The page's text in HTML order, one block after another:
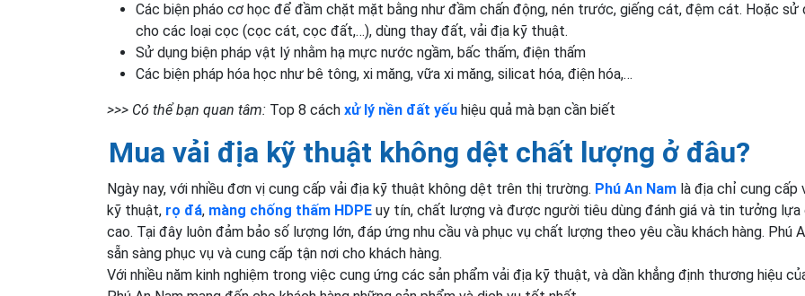
Các biện pháo cơ học để đầm chặt mặt bằng như đầm chấn động, nén trước, giếng cát, đệm cát. Hoặc sử
cho các loại cọc (cọc cát, cọc đất,…), dùng thay đất, vải địa kỹ thuật.
Sử dụng biện pháp vật lý nhằm hạ mực nước ngầm, bấc thấm, điện thấm
Các biện pháp hóa học như bê tông, xi măng, vữa xi măng, silicat hóa, điện hóa,…
>>> Có thể bạn quan tâm: Top 8 cách xử lý nền đất yếu hiệu quả mà bạn cần biết
Mua vải địa kỹ thuật không dệt chất lượng ở đâu?
Ngày nay, với nhiều đơn vị cung cấp vải địa kỹ thuật không dệt trên thị trường. Phú An Nam là địa chỉ cung cấp
kỹ thuật, rọ đá, màng chống thấm HDPE uy tín, chất lượng và được người tiêu dùng đánh giá và tin tưởng lựa
cao. Tại đây luôn đảm bảo số lượng lớn, đáp ứng nhu cầu và phục vụ chất lượng theo yêu cầu khách hàng. Phú
sẵn sàng phục vụ và cung cấp tận nơi cho khách hàng.
Với nhiều năm kinh nghiệm trong việc cung ứng các sản phẩm vải địa kỹ thuật, và dần khẳng định thương hiệu